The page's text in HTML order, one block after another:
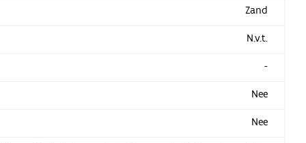
Zand
N.v.t.
-
Nee
Nee